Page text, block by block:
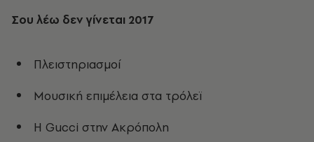
Σου λέω δεν γίνεται 2017
Πλειστηριασμοί
Μουσική επιμέλεια στα τρόλεϊ
Η Gucci στην Ακρόπολη